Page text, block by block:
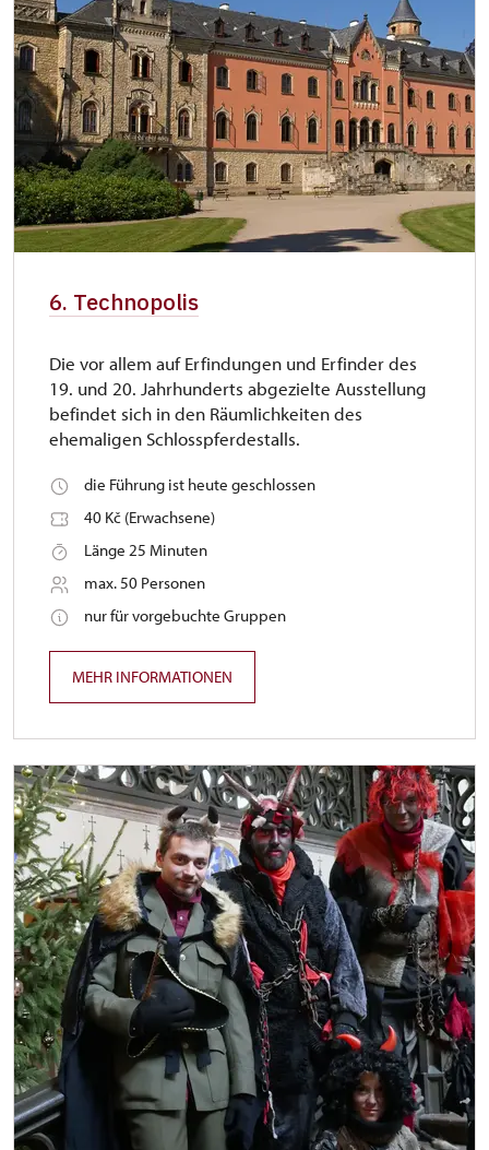
6. Technopolis
Die vor allem auf Erfindungen und Erfinder des
19. und 20. Jahrhunderts abgezielte Ausstellung
befindet sich in den Räumlichkeiten des
ehemaligen Schlosspferdestalls.
die Führung ist heute geschlossen
40 Kč (Erwachsene)
Länge 25 Minuten
max. 50 Personen
nur für vorgebuchte Gruppen
MEHR INFORMATIONEN